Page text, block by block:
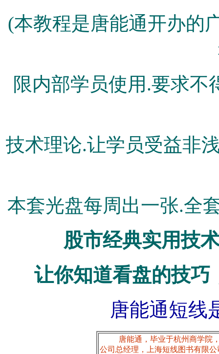
(本教程是唐能通开办的
限内部学员使用.要求不
技术理论.让学员受益非
本套光盘每周出一张.全
股市经典实用技
让你知道看盘的技巧
唐能通短线
唐能通，毕业于杭州商学院
公司总经理，上海短线图书有限